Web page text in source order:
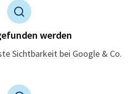
werden
Sichtbarkeit bei Google & Co.